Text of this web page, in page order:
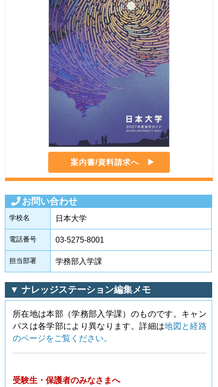
案内書/資料請求へ
お問い合わせ
学校名 日本大学
電話番号 03-5275-8001
担当部署 学務部入学課
▼ ナレッジステーション編集メモ
所在地は本部（学務部入学課）のものです。キャン
パスは各学部により異なります。詳細は地図と経路
のページをご覧ください。
受験生・保護者のみなさまへ